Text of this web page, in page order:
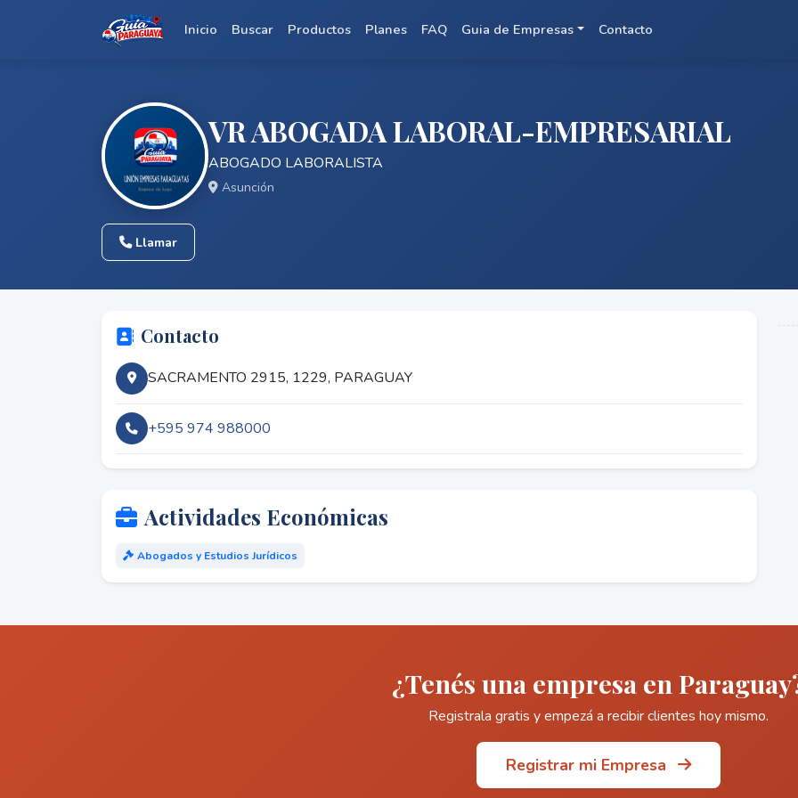
Inicio Buscar Productos Planes FAQ Guia de Empresas Contacto
VR ABOGADA LABORAL-EMPRESARIAL
ABOGADO LABORALISTA
Asunción
Llamar
Contacto
SACRAMENTO 2915, 1229, PARAGUAY
+595 974 988000
Actividades Económicas
Abogados y Estudios Jurídicos
¿Tenés una empresa en
Registrala gratis y empezá a recibir clientes hoy mismo.
Registrar mi Empresa